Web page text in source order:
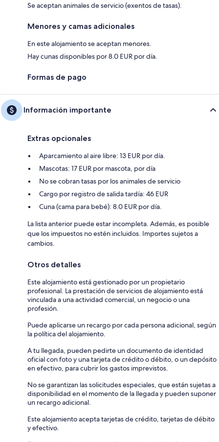
Se aceptan animales de servicio (exentos de tasas).
Menores y camas adicionales
En este alojamiento se aceptan menores.
Hay cunas disponibles por 8.0 EUR por día.
Formas de pago
Información importante
Extras opcionales
Aparcamiento al aire libre: 13 EUR por día.
Mascotas: 17 EUR por mascota, por día
No se cobran tasas por los animales de servicio
Cargo por registro de salida tardía: 46 EUR
Cuna (cama para bebé): 8.0 EUR por día.
La lista anterior puede estar incompleta. Además, es posible
que los impuestos no estén incluidos. Importes sujetos a
cambios.
Otros detalles
Este alojamiento está gestionado por un propietario
profesional. La prestación de servicios de alojamiento está
vinculada a una actividad comercial, un negocio o una
profesión.
Puede aplicarse un recargo por cada persona adicional, según
la política del alojamiento.
A tu llegada, pueden pedirte un documento de identidad
oficial con foto y una tarjeta de crédito o débito, o un depósito
en efectivo, para cubrir los gastos imprevistos.
No se garantizan las solicitudes especiales, que están sujetas a
disponibilidad en el momento de la llegada y pueden suponer
un recargo adicional.
Este alojamiento acepta tarjetas de crédito, tarjetas de débito
y efectivo.